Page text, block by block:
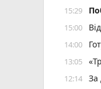
15:29
15:00
14:00
13:05
12:14 За